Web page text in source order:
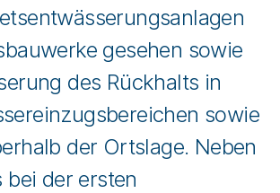
gesehen sowie
des Rückhalts in
sowie
der Ortslage. Neben
bei der ersten